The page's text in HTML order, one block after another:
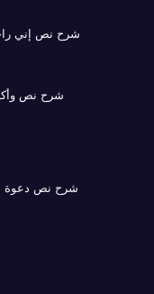
شرح نص إني
شرح نص
شرح نص دعوة